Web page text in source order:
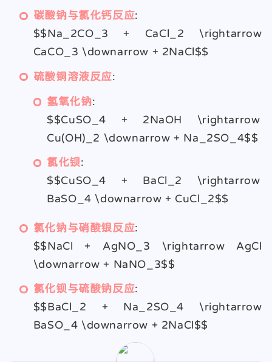
碳酸钠与氯化钙反应:
$$Na_2CO_3 + CaCl_2 \rightarrow
CaCO_3 \downarrow + 2NaCl$$
硫酸铜溶液反应:
氢氧化钠:
$$CuSO_4 + 2NaOH \rightarrow
Cu(OH)_2 \downarrow + Na_2SO_4$$
氯化钡:
$$CuSO_4 + BaCl_2 \rightarrow
BaSO_4 \downarrow + CuCl_2$$
氯化钠与硝酸银反应:
$$NaCl + AgNO_3 \rightarrow AgCl
\downarrow + NaNO_3$$
氯化钡与硫酸钠反应:
$$BaCl_2 + Na_2SO_4 \rightarrow
BaSO_4 \downarrow + 2NaCl$$